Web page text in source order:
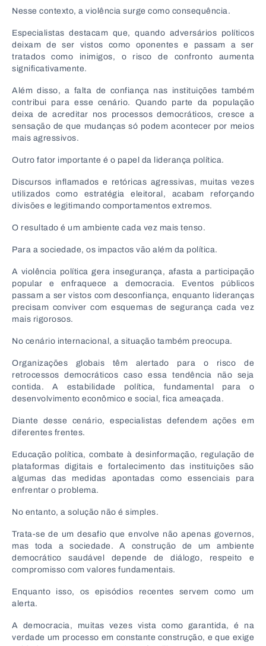
Nesse contexto, a violência surge como consequência.
Especialistas destacam que, quando adversários políticos
deixam de ser vistos como oponentes e passam a ser
tratados como inimigos, o risco de confronto aumenta
significativamente.
Além disso, a falta de confiança nas instituições também
contribui para esse cenário. Quando parte da população
deixa de acreditar nos processos democráticos, cresce a
sensação de que mudanças só podem acontecer por meios
mais agressivos.
Outro fator importante é o papel da liderança política.
Discursos inflamados e retóricas agressivas, muitas vezes
utilizados como estratégia eleitoral, acabam reforçando
divisões e legitimando comportamentos extremos.
O resultado é um ambiente cada vez mais tenso.
Para a sociedade, os impactos vão além da política.
A violência política gera insegurança, afasta a participação
popular e enfraquece a democracia. Eventos públicos
passam a ser vistos com desconfiança, enquanto lideranças
precisam conviver com esquemas de segurança cada vez
mais rigorosos.
No cenário internacional, a situação também preocupa.
Organizações globais têm alertado para o risco de
retrocessos democráticos caso essa tendência não seja
contida. A estabilidade política, fundamental para o
desenvolvimento econômico e social, fica ameaçada.
Diante desse cenário, especialistas defendem ações em
diferentes frentes.
Educação política, combate à desinformação, regulação de
plataformas digitais e fortalecimento das instituições são
algumas das medidas apontadas como essenciais para
enfrentar o problema.
No entanto, a solução não é simples.
Trata-se de um desafio que envolve não apenas governos,
mas toda a sociedade. A construção de um ambiente
democrático saudável depende de diálogo, respeito e
compromisso com valores fundamentais.
Enquanto isso, os episódios recentes servem como um
alerta.
A democracia, muitas vezes vista como garantida, é na
verdade um processo em constante construção, e que exige